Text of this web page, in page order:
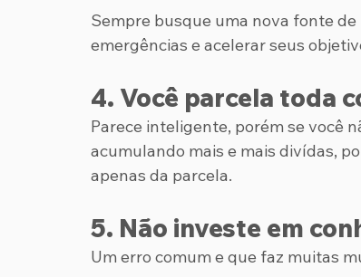
Sempre busque uma nova fonte
emergências e acelerar seus
4. Você parcela toda
Parece inteligente, porém se você
acumulando mais e mais divídas,
apenas da parcela.
5. Não investe em
Um erro comum e que faz muitas